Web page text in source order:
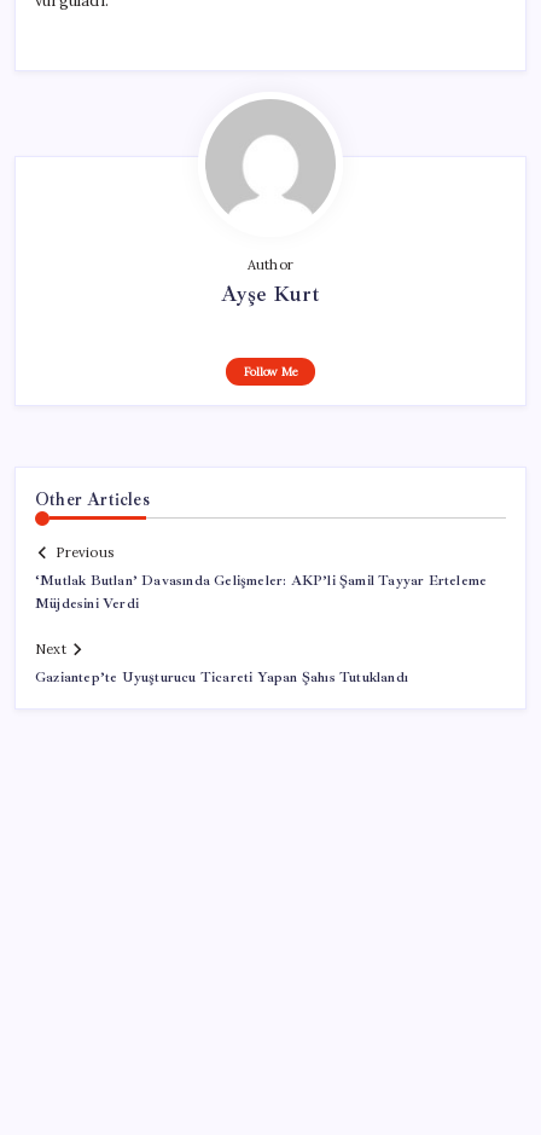
Author
Ayşe Kurt
Follow Me
Other Articles
Previous
‘Mutlak Butlan’ Davasında Gelişmeler: AKP’li Şamil Tayyar Erteleme
Müjdesini Verdi
Next
Gaziantep’te Uyuşturucu Ticareti Yapan Şahıs Tutuklandı